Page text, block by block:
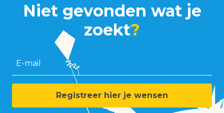
Niet gevonden wat je
zoekt?
E-mail
Registreer hier je wensen